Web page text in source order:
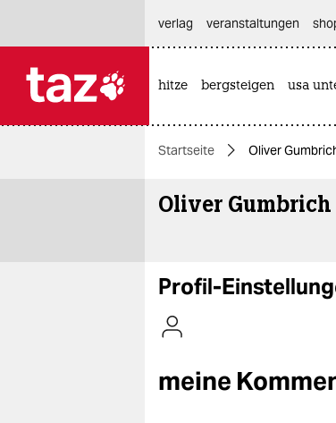
themen
politik
gesellschaft
kultur
verlag
veranstaltungen
hitze bergsteigen usa
Startseite Oliver
Oliver Gumbrich
Profil-
meine